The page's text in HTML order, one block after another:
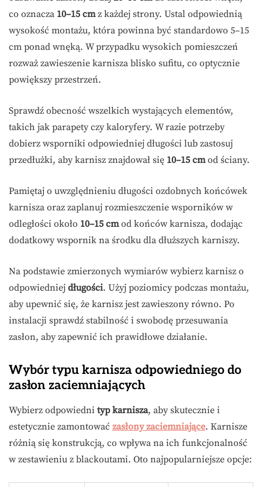
co oznacza 10–15 cmz każdej strony. Ustal odpowiednią
wysokość montażu, która powinna być standardowo 5–15
cm ponad wnęką. W przypadku wysokich pomieszczeń
rozważ zawieszenie karnisza blisko sufitu, co optycznie
powiększy przestrzeń.
Sprawdź obecność wszelkich wystających elementów,
takich jak parapety czy kaloryfery. W razie potrzeby
dobierz wsporniki odpowiedniej długości lub zastosuj
przedłużki, aby karnisz znajdował się 10–15 cmod ściany.
Pamiętaj o uwzględnieniu długości ozdobnych końcówek
karnisza oraz zaplanuj rozmieszczenie wsporników w
odległości około 10–15 cmod końców karnisza, dodając
dodatkowy wspornik na środku dla dłuższych karniszy.
Na podstawie zmierzonych wymiarów wybierz karnisz o
odpowiedniej długości. Użyj poziomicy podczas montażu,
aby upewnić się, że karnisz jest zawieszony równo. Po
instalacji sprawdź stabilność i swobodę przesuwania
zasłon, aby zapewnić ich prawidłowe działanie.
Wybór typu karnisza odpowiedniego do
zasłon zaciemniających
Wybierz odpowiedni typ karnisza, aby skutecznie i
estetycznie zamontować zasłony zaciemniające. Karnisze
różnią się konstrukcją, co wpływa na ich funkcjonalność
w zestawieniu z blackoutami. Oto najpopularniejsze opcje: